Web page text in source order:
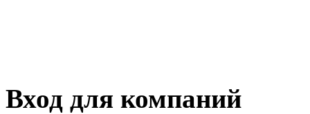
Вход для компаний